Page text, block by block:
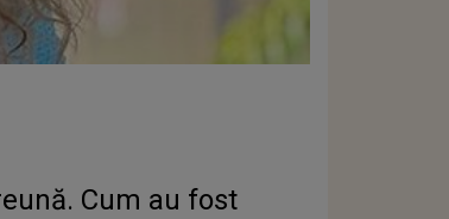
Cum au fost